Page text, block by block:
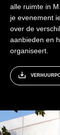
alle ruimte in
je evenement
over de
aanbieden en
organiseert.